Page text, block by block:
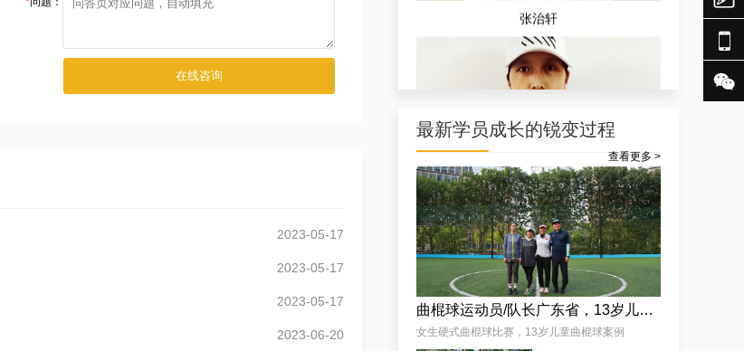
2023-05-17
2023-05-17
2023-05-17
2023-06-20
张治轩
杨娟
最新学员成长的锐变过程
查看更多 >
曲棍球运动员/队长广东省，13岁儿童曲棍球案例
女生硬式曲棍球比赛，13岁儿童曲棍球案例

